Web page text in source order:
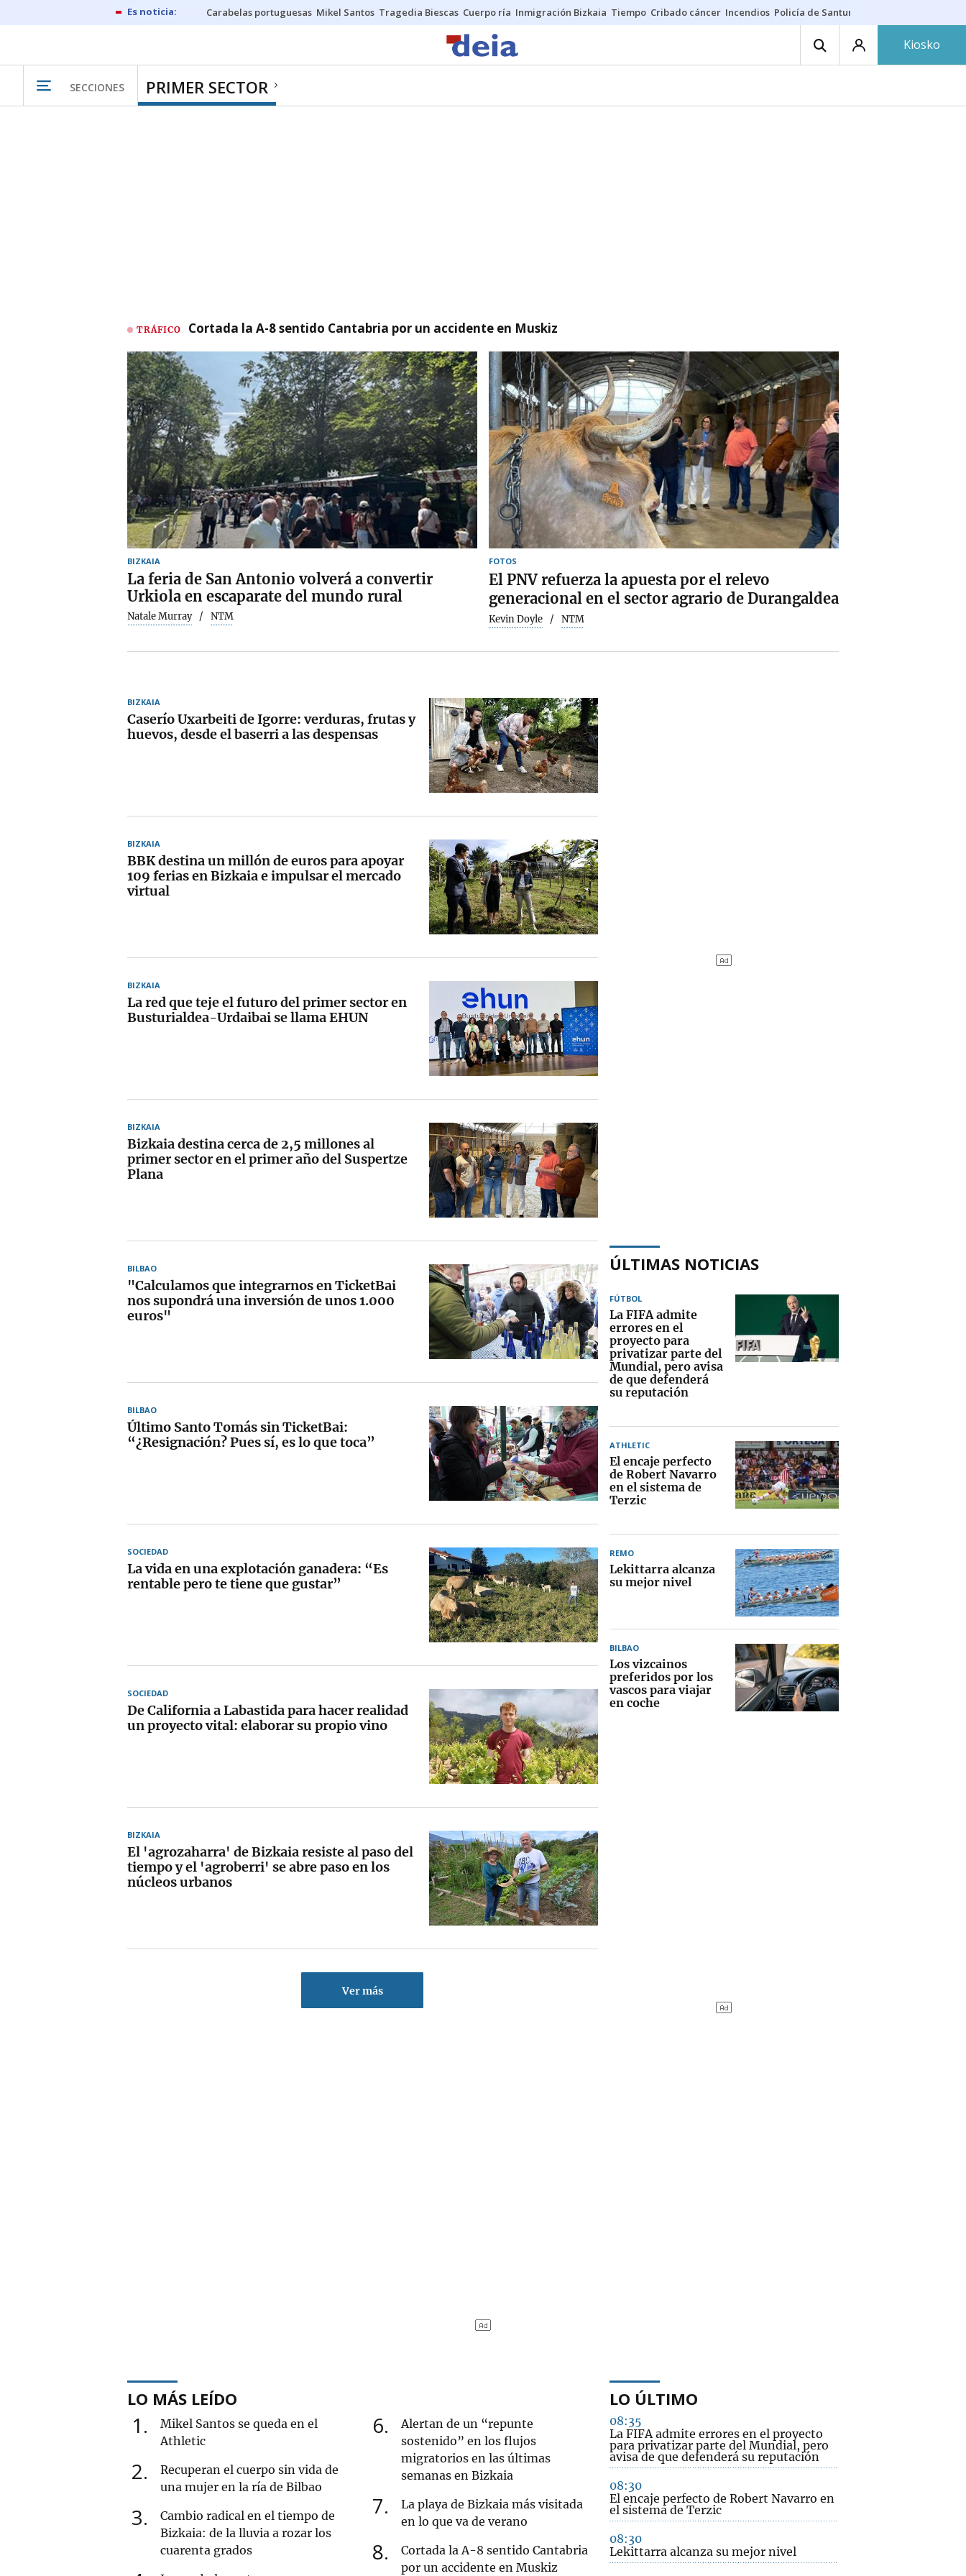
Carabelas portuguesas Mikel Santos Tragedia Biescas Cuerpo ría Inmigración Bizkaia Tiempo Cribado cáncer Incendios Policía de Santurtzi
Kiosko
SECCIONES PRIMER SECTOR
TRÁFICO Cortada la A-8 sentido Cantabria por un accidente en Muskiz
BIZKAIA
La feria de San Antonio volverá a convertir
Urkiola en escaparate del mundo rural
Natale Murray NTM
FOTOS
El PNV refuerza la apuesta por el relevo
generacional en el sector agrario de Durangaldea
Kevin Doyle NTM
BIZKAIA
Caserío Uxarbeiti de Igorre: verduras, frutas y
huevos, desde el baserri a las despensas
BIZKAIA
BBK destina un millón de euros para apoyar
109 ferias en Bizkaia e impulsar el mercado
virtual
BIZKAIA
La red que teje el futuro del primer sector en
Busturialdea-Urdaibai se llama EHUN
BIZKAIA
Bizkaia destina cerca de 2,5 millones al
primer sector en el primer año del Suspertze
Plana
BILBAO
"Calculamos que integrarnos en TicketBai
nos supondrá una inversión de unos 1.000
euros"
BILBAO
Último Santo Tomás sin TicketBai:
“¿Resignación? Pues sí, es lo que toca”
SOCIEDAD
La vida en una explotación ganadera: “Es
rentable pero te tiene que gustar”
SOCIEDAD
De California a Labastida para hacer realidad
un proyecto vital: elaborar su propio vino
BIZKAIA
El 'agrozaharra' de Bizkaia resiste al paso del
tiempo y el 'agroberri' se abre paso en los
núcleos urbanos
Ver más
ÚLTIMAS NOTICIAS
FÚTBOL
La FIFA admite
errores en el
proyecto para
privatizar parte del
Mundial, pero avisa
de que defenderá
su reputación
ATHLETIC
El encaje perfecto
de Robert Navarro
en el sistema de
Terzic
REMO
Lekittarra alcanza
su mejor nivel
BILBAO
Los vizcainos
preferidos por los
vascos para viajar
en coche
LO MÁS LEÍDO
1
Mikel Santos se queda en el
Athletic
2
Recuperan el cuerpo sin vida de
una mujer en la ría de Bilbao
3
Cambio radical en el tiempo de
Bizkaia: de la lluvia a rozar los
cuarenta grados
6
Alertan de un “repunte
sostenido” en los flujos
migratorios en las últimas
semanas en Bizkaia
7
La playa de Bizkaia más visitada
en lo que va de verano
8
Cortada la A-8 sentido Cantabria
por un accidente en Muskiz
LO ÚLTIMO
08:35
La FIFA admite errores en el proyecto
para privatizar parte del Mundial, pero
avisa de que defenderá su reputación
08:30
El encaje perfecto de Robert Navarro en
el sistema de Terzic
08:30
Lekittarra alcanza su mejor nivel